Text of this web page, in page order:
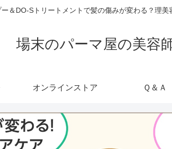
＆DO-Sトリートメントで髪の傷みが変わる？理
場末のパーマ屋の美容
オンラインストア Ｑ＆Ａ